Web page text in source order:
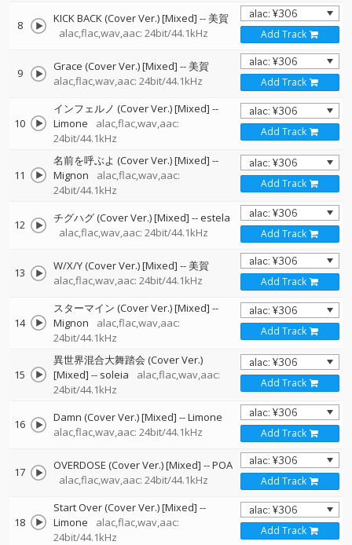
8 KICK BACK (Cover Ver.) [Mixed] --美賀
alac,flac,wav,aac: 24bit/44.1kHz
Add Track
9 Grace (Cover Ver.) [Mixed] --美賀
alac,flac,wav,aac: 24bit/44.1kHz
Add Track
10
インフェルノ (Cover Ver.) [Mixed] --
Limone
alac,flac,wav,aac:
24bit/44.1kHz
Add Track
11
名前を呼ぶよ (Cover Ver.) [Mixed] --
Mignon
alac,flac,wav,aac:
24bit/44.1kHz
Add Track
12 チグハグ (Cover Ver.) [Mixed] --estela
alac,flac,wav,aac: 24bit/44.1kHz
Add Track
13 W/X/Y (Cover Ver.) [Mixed] --美賀
alac,flac,wav,aac: 24bit/44.1kHz
Add Track
14
スターマイン (Cover Ver.) [Mixed] --
Mignon
alac,flac,wav,aac:
24bit/44.1kHz
Add Track
15
異世界混合大舞踏会 (Cover Ver.)
[Mixed] -- soleia
alac,flac,wav,aac:
24bit/44.1kHz
Add Track
16 Damn (Cover Ver.) [Mixed] --Limone
alac,flac,wav,aac: 24bit/44.1kHz
Add Track
17 OVERDOSE (Cover Ver.) [Mixed] --POA
alac,flac,wav,aac: 24bit/44.1kHz
Add Track
18
Start Over (Cover Ver.) [Mixed] --
Limone
alac,flac,wav,aac:
24bit/44.1kHz
Add Track